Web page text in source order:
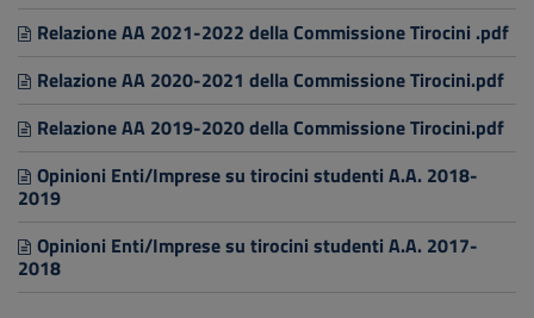
Relazione AA 2021-2022 della Commissione Tirocini .pdf
Relazione AA 2020-2021 della Commissione Tirocini.pdf
Relazione AA 2019-2020 della Commissione Tirocini.pdf
Opinioni Enti/Imprese su tirocini studenti A.A. 2018-
2019
Opinioni Enti/Imprese su tirocini studenti A.A. 2017-
2018